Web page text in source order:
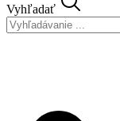
Vyhľadať